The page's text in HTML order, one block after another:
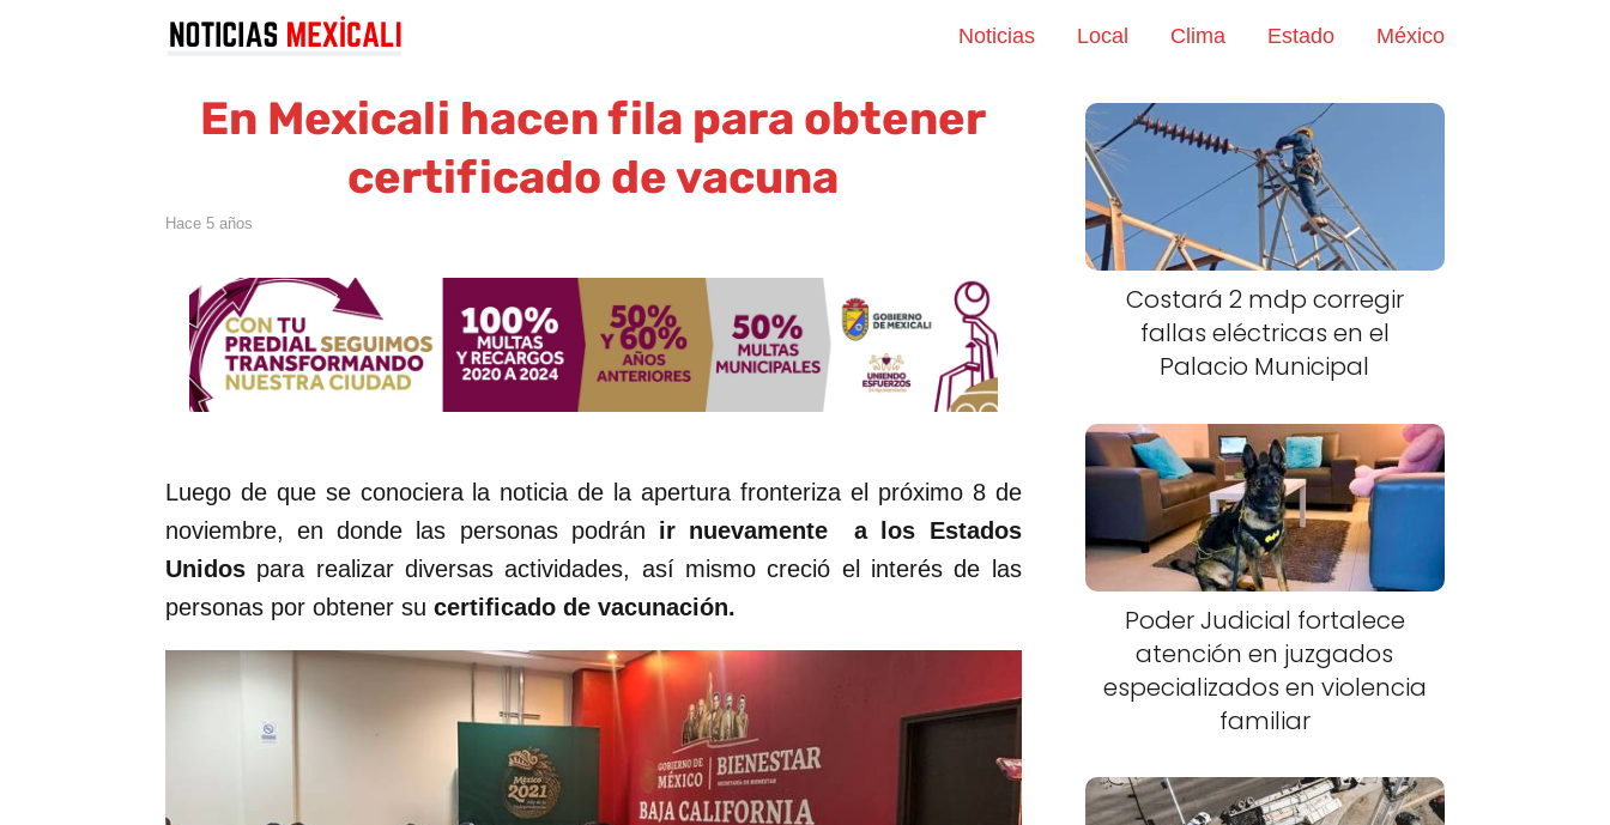
Noticias Local Clima Estado México
En Mexicali hacen fila para obtener
certificado de vacuna
hace 5 años
Luego de que se conociera la noticia de la apertura fronteriza el próximo 8 de
noviembre, en donde las personas podrán ir nuevamente a los Estados
Unidos para realizar diversas actividades, así mismo creció el interés de las
personas por obtener su certificado de vacunación.
Costará 2 mdp corregir
fallas eléctricas en el
Palacio Municipal
Poder Judicial fortalece
atención en juzgados
especializados en violencia
familiar